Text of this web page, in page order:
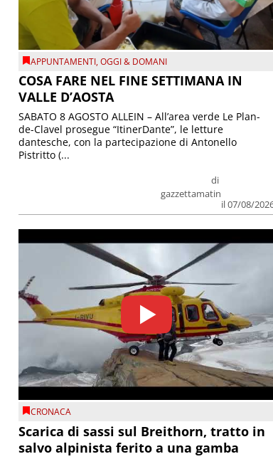
APPUNTAMENTI,OGGI & DOMANI
COSA FARE NEL FINE SETTIMANA IN
VALLE D’AOSTA
di
gazzettamatin
il 07/08/
SABATO 8 AGOSTO ALLEIN – All’area verde Le Plan-
de-Clavel prosegue “ItinerDante”, le letture
dantesche, con la partecipazione di Antonello
Pistritto (...
CRONACA
Scarica di sassi sul Breithorn, tratto in
salvo alpinista ferito a una gamba